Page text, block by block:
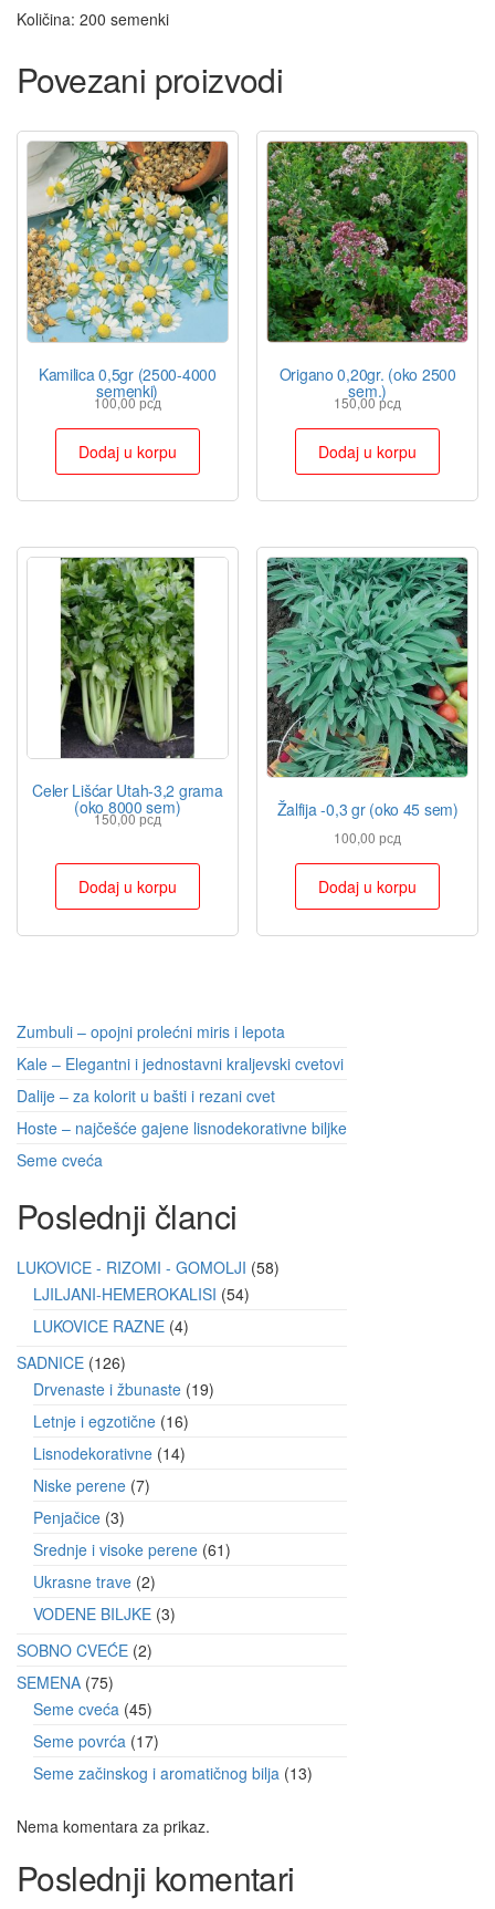
Količina: 200 semenki
Povezani proizvodi
Kamilica 0,5gr (2500-4000
semenki)
100,00рсд
Dodaj u korpu
Origano 0,20gr. (oko 2500
sem.)
150,00рсд
Dodaj u korpu
Celer Lišćar Utah-3,2 grama
(oko 8000 sem)
150,00рсд
Dodaj u korpu
Žalfija -0,3 gr (oko 45 sem)
100,00рсд
Dodaj u korpu
Zumbuli – opojni prolećni miris i lepota
Kale – Elegantni i jednostavni kraljevski cvetovi
Dalije – za kolorit u bašti i rezani cvet
Hoste – najčešće gajene lisnodekorativne biljke
Seme cveća
Poslednji članci
LUKOVICE - RIZOMI - GOMOLJI 58
LJILJANI-HEMEROKALISI 54
LUKOVICE RAZNE 4
SADNICE 126
Drvenaste i žbunaste 19
Letnje i egzotične 16
Lisnodekorativne 14
Niske perene 7
Penjačice 3
Srednje i visoke perene 61
Ukrasne trave 2
VODENE BILJKE 3
SOBNO CVEĆE 2
SEMENA 75
Seme cveća 45
Seme povrća 17
Seme začinskog i aromatičnog bilja 13
Nema komentara za prikaz.
Poslednji komentari